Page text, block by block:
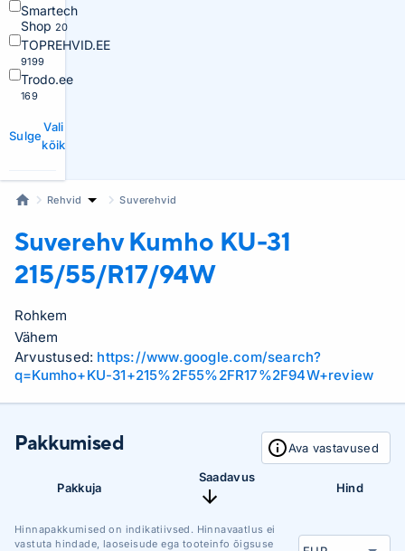
Smartech
Shop 20
TOPREHVID.EE
9199
Trodo.ee
169
Sulge
Vali
kõik
Rehvid Suverehvid
Suverehv Kumho KU-31
215/55/R17/94W
Rohkem
Vähem
Arvustused: https://www.google.com/search?
q=Kumho+KU-31+215%2F55%2FR17%2F94W+review
Pakkumised Ava vastavused
Pakkuja
Saadavus
Hind
Hinnapakkumised on indikatiivsed. Hinnavaatlus ei
vastuta hindade, laoseisude ega tooteinfo õigsuse